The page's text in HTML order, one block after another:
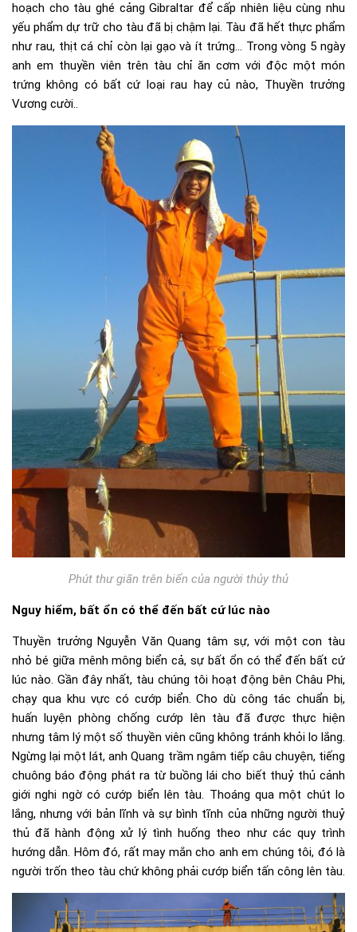
hoạch cho tàu ghé cảng Gibraltar để cấp nhiên liệu cùng nhu
yếu phẩm dự trữ cho tàu đã bị chậm lại. Tàu đã hết thực phẩm
như rau, thịt cá chỉ còn lại gạo và ít trứng… Trong vòng 5 ngày
anh em thuyền viên trên tàu chỉ ăn cơm với độc một món
trứng không có bất cứ loại rau hay củ nào, Thuyền trưởng
Vương cười..
Phút thư giãn trên biển của người thủy thủ
Nguy hiểm, bất ổn có thể đến bất cứ lúc nào
Thuyền trưởng Nguyễn Văn Quang tâm sự, với một con tàu
nhỏ bé giữa mênh mông biển cả, sự bất ổn có thể đến bất cứ
lúc nào. Gần đây nhất, tàu chúng tôi hoạt động bên Châu Phi,
chạy qua khu vực có cướp biển. Cho dù công tác chuẩn bị,
huấn luyện phòng chống cướp lên tàu đã được thực hiện
nhưng tâm lý một số thuyền viên cũng không tránh khỏi lo lắng.
Ngừng lại một lát, anh Quang trầm ngâm tiếp câu chuyện, tiếng
chuông báo động phát ra từ buồng lái cho biết thuỷ thủ cảnh
giới nghi ngờ có cướp biển lên tàu. Thoáng qua một chút lo
lắng, nhưng với bản lĩnh và sự bình tĩnh của những người thuỷ
thủ đã hành động xử lý tình huống theo như các quy trình
hướng dẫn. Hôm đó, rất may mắn cho anh em chúng tôi, đó là
người trốn theo tàu chứ không phải cướp biển tấn công lên tàu.